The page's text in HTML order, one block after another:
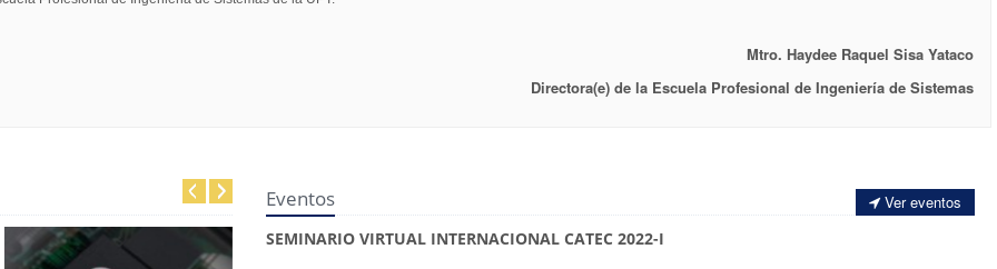
Mtro. Haydee Raquel Sisa Yataco
Directora(e) de la Escuela Profesional de Ingeniería de Sistemas
Eventos
Ver eventos
SEMINARIO VIRTUAL INTERNACIONAL CATEC 2022-I